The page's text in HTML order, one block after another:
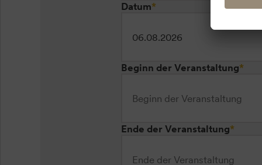
Datum*
Beginn der Veranstaltung*
Ende der Veranstaltung*